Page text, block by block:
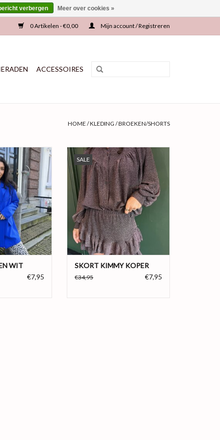
0 Artikelen - €0,00 Mijn account / Registreren
ACCESSOIRES
HOME /KLEDING /BROEKEN/SHORTS
broek! Nu in
polyester, 5%
zwart
WINKELWAGEN
WIT
€7,95
SALE
PARTY COLLECTIE!
Productinformatie:
Materiaal: 95% Polyester, 5%
elastaan
Maat: One size
Kleur: Koper
TOEVOEGEN AAN WINKELWAGEN
SKORT KIMMY KOPER
€34,95 €7,95
verbergen Meer over cookies »